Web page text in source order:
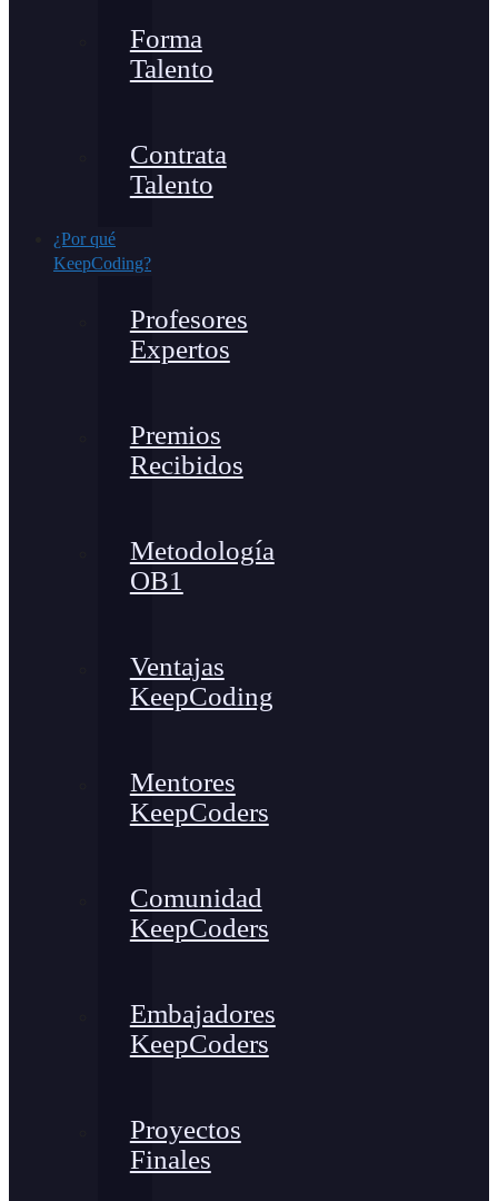
Forma
Talento
Contrata
Talento
¿Por qué
KeepCoding?
Profesores
Expertos
Premios
Recibidos
Metodología
OB1
Ventajas
KeepCoding
Mentores
KeepCoders
Comunidad
KeepCoders
Embajadores
KeepCoders
Proyectos
Finales